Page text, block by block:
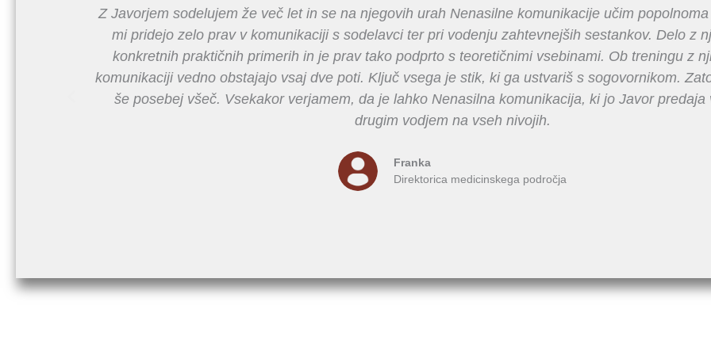
Z Javorjem sodelujem že več let in se na njegovih urah Nenasilne komunikacije učim
mi pridejo zelo prav v komunikaciji s sodelavci ter pri vodenju zahtevnejših sestankov. Delo z
konkretnih praktičnih primerih in je prav tako podprto s teoretičnimi vsebinami. Ob treningu z
komunikaciji vedno obstajajo vsaj dve poti. Ključ vsega je stik, ki ga ustvariš s sogovornikom.
še posebej všeč. Vsekakor verjamem, da je lahko Nenasilna komunikacija, ki jo Javor predaja
drugim vodjem na vseh nivojih.
Franka
Direktorica medicinskega področja